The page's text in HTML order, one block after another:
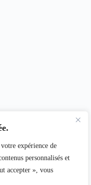
expérience de
personnalisés et
accepter », vous